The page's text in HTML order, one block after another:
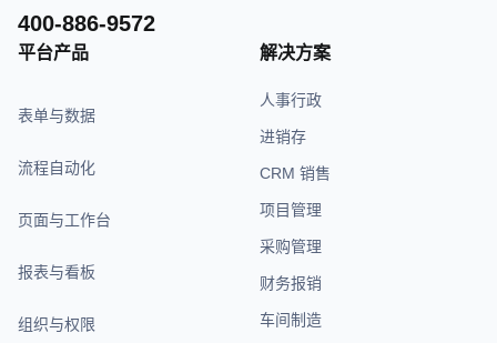
400-886-9572
平台产品
表单与数据
流程自动化
页面与工作台
报表与看板
组织与权限
解决方案
人事行政
进销存
CRM 销售
项目管理
采购管理
财务报销
车间制造